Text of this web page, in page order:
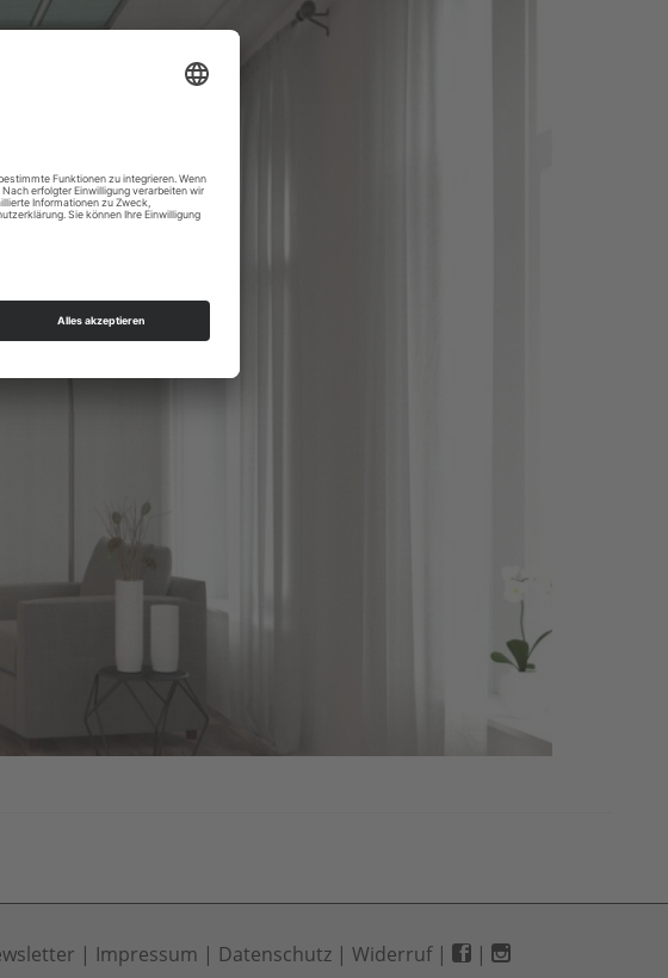
| Impressum | Datenschutz | Widerruf | |